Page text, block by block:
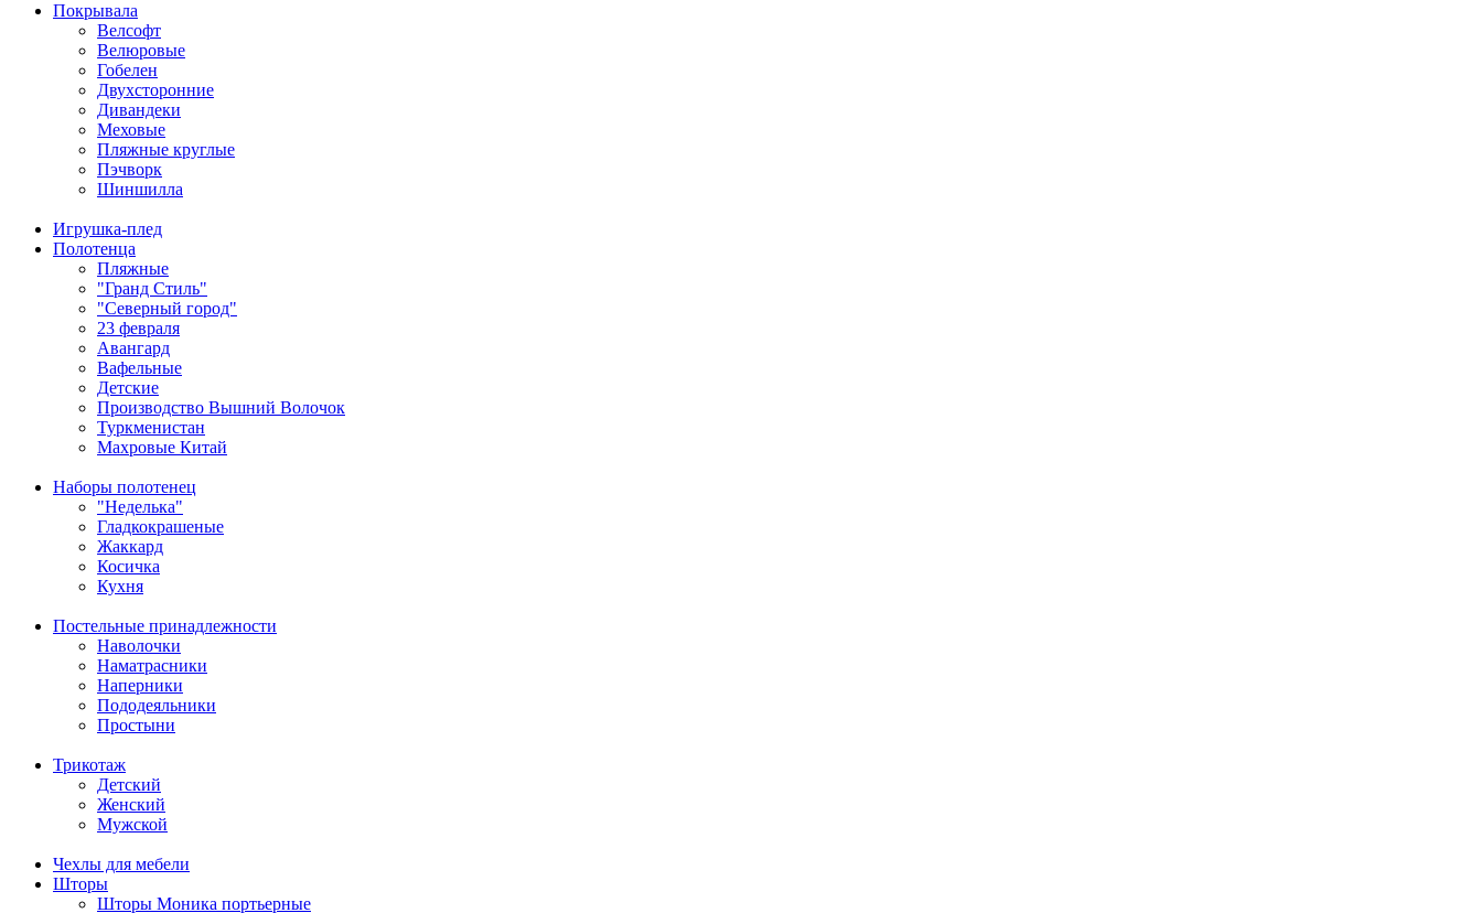
Покрывала
Велсофт
Велюровые
Гобелен
Двухсторонние
Дивандеки
Меховые
Пляжные круглые
Пэчворк
Шиншилла
Игрушка-плед
Полотенца
Пляжные
"Гранд Стиль"
"Северный город"
23 февраля
Авангард
Вафельные
Детские
Производство Вышний Волочок
Туркменистан
Махровые Китай
Наборы полотенец
"Неделька"
Гладкокрашеные
Жаккард
Косичка
Кухня
Постельные принадлежности
Наволочки
Наматрасники
Наперники
Пододеяльники
Простыни
Трикотаж
Детский
Женский
Мужской
Чехлы для мебели
Шторы
Шторы Моника портьерные